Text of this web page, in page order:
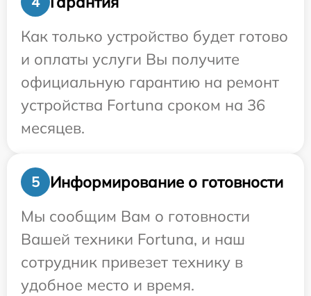
Как только устройство будет готово
и оплаты услуги Вы получите
официальную гарантию на ремонт
устройства Fortuna сроком на 36
месяцев.
5
Информирование о готовности
Мы сообщим Вам о готовности
Вашей техники Fortuna, и наш
сотрудник привезет технику в
удобное место и время.